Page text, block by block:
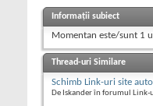
Informații subiect
Momentan este/sunt 1
Thread-uri Similare
Schimb Link-uri site
De Iskander în forumul Link-